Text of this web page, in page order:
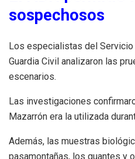
sospechosos
Los especialistas del
Guardia Civil analizaron las
escenarios.
Las investigaciones
Mazarrón era la utilizada
Además, las muestras
pasamontañas, los guantes y